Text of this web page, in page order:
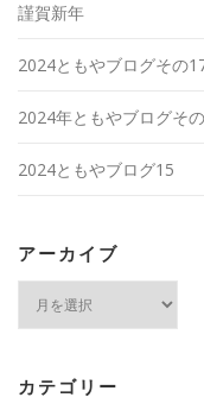
謹賀新年
2024ともやブログその
2024年ともやブログそ
2024ともやブログ15
アーカイブ
ブ
カテゴリー